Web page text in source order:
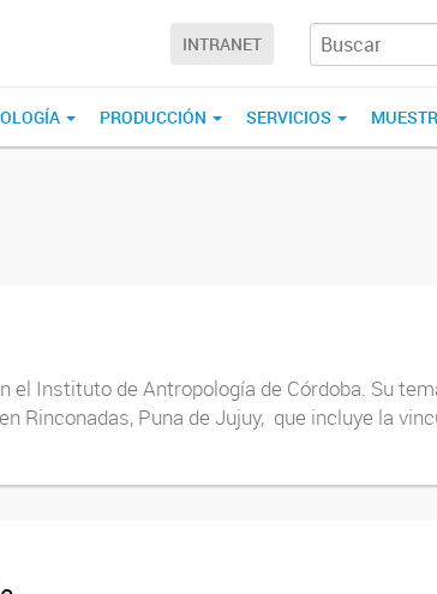
INTRANET
PRODUCCIÓN SERVICIOS
el Instituto de Antropología de Córdoba. Su
Rinconadas, Puna de Jujuy, que incluye la